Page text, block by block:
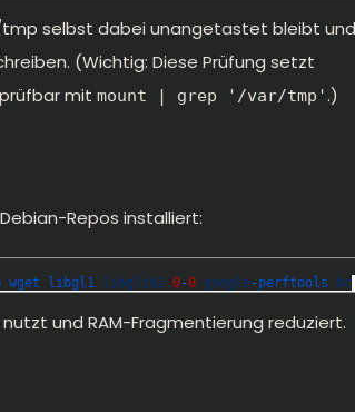
selbst dabei unangetastet bleibt und
(Wichtig: Diese Prüfung setzt
mit mount | grep '/var/tmp'.)
Repos installiert:
wget libgl1 libglib2 0-0 google-perftools bc
und RAM-Fragmentierung reduziert.